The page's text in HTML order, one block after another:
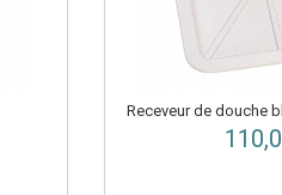
Receveur de douche